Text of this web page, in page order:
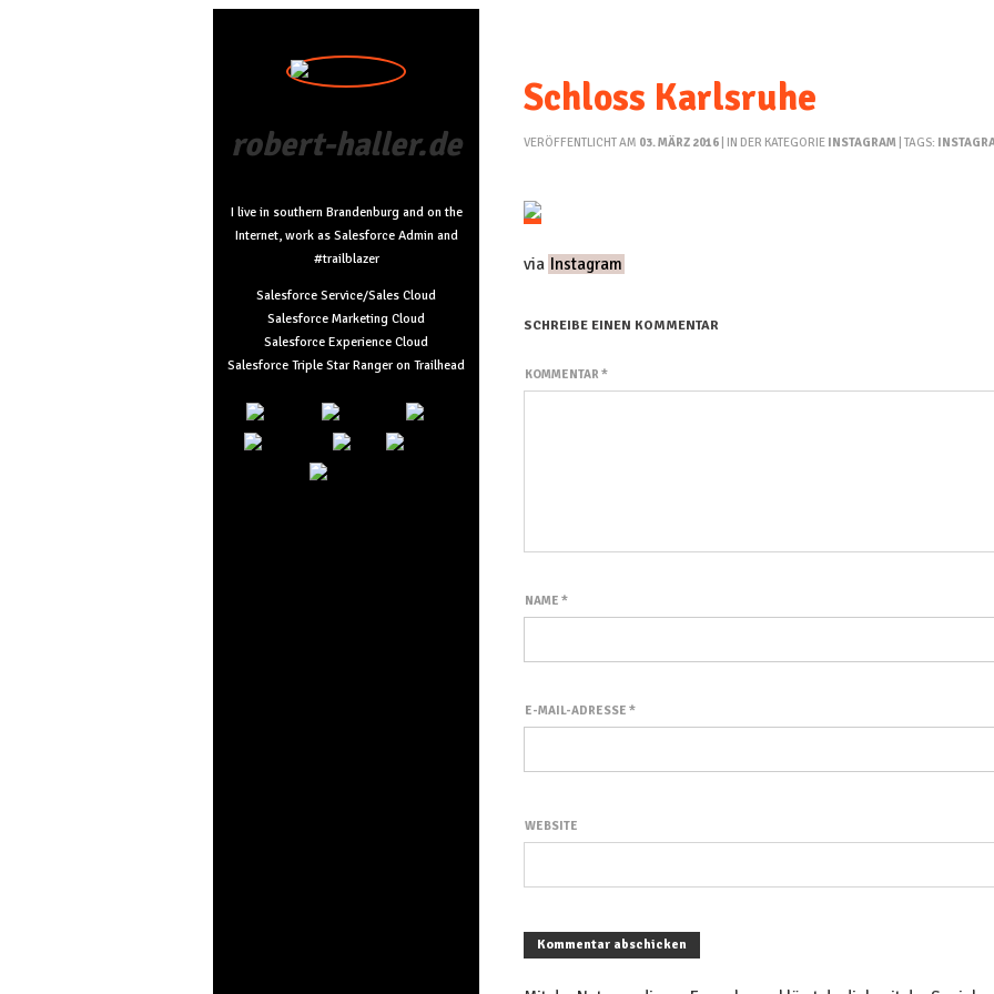
robert-haller.de
I live in southern Brandenburg and on the
Internet, work as Salesforce Admin and
#trailblazer
Salesforce Service/Sales Cloud
Salesforce Marketing Cloud
Salesforce Experience Cloud
Salesforce Triple Star Ranger on Trailhead
Schloss Karlsruhe
VERÖFFENTLICHT AM 03. MÄRZ 2016 | IN DER KATEGORIE INSTAGRAM | TAGS:
via Instagram
SCHREIBE EINEN KOMMENTAR
KOMMENTAR *
NAME *
E-MAIL-ADRESSE *
WEBSITE